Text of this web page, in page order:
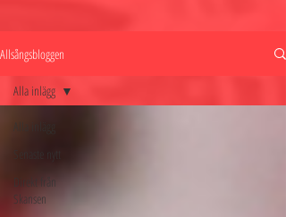
Allsångsbloggen
Direkt från
Skansen
Alla inlägg